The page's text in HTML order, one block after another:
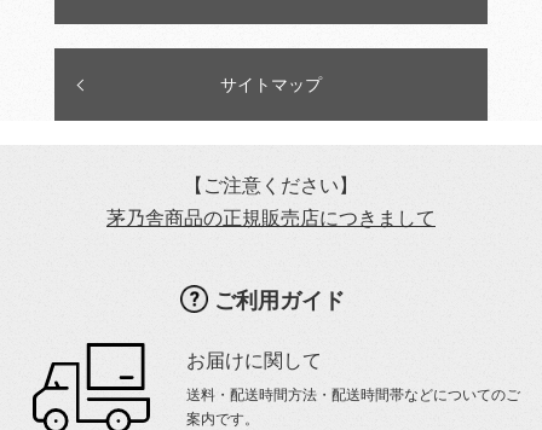
サイトマップ
【ご注意ください】
茅乃舎商品の正規販売店につきまして
ご利用ガイド
お届けに関して
送料・配送時間方法・配送時間帯などについてのご
案内です。